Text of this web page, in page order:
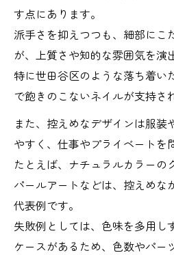
トレンドを抑えた控え
ネイルサロン初めて
世田谷区で安く通える
サロン選びで重視す
上質な美しさを指先で感
ニュアンスネイルが
指先から始まる大人
サロンで叶える癒や
控えめデザインが与
ネイルサロン世田谷
初めてでも安心の控えめ
す点にあります。
派手さを抑えつつも、細部にこ
が、上質さや知的な雰囲気を演
特に世田谷区のような落ち着い
で飽きのこないネイルが支持さ
また、控えめなデザインは服装
やすく、仕事やプライベートを
たとえば、ナチュラルカラーの
パールアートなどは、控えめな
代表例です。
失敗例としては、色味を多用し
ケースがあるため、色数やパー